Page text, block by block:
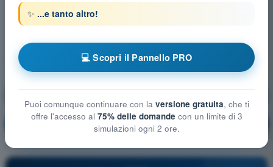
Allenamento! PRO Spiegazione domanda
✨ ...e tanto altro!
💻 Scopri il Pannello PRO
Puoi comunque continuare con la versione gratuita, che ti
offre l'accesso al 75% delle domande con un limite di 3
simulazioni ogni 2 ore.